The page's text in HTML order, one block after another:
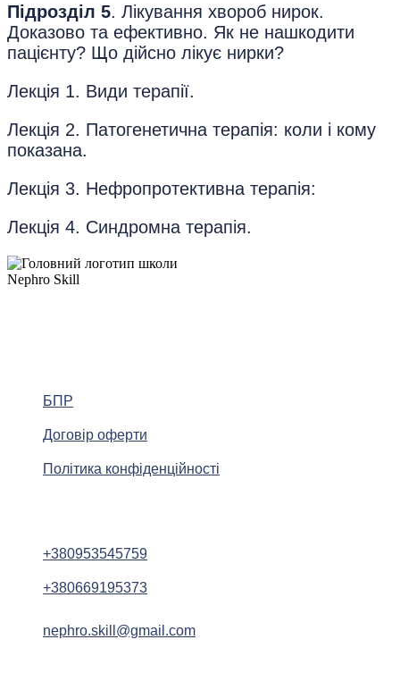
Підрозділ 5. Лікування хвороб нирок.
Доказово та ефективно. Як не нашкодити
пацієнту? Що дійсно лікує нирки?
Лекція 1. Види терапії.
Лекція 2. Патогенетична терапія: коли і кому
показана.
Лекція 3. Нефропротективна терапія:
Лекція 4. Синдромна терапія.
БПР
Договір оферти
Політика конфіденційності
+380953545759
+380669195373
nephro.skill@gmail.com